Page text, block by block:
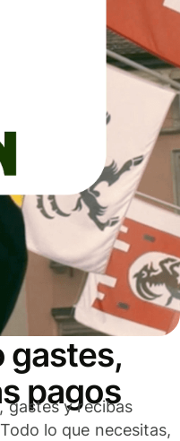
gastes,
pagos
gastes y recibas
lo que necesitas,